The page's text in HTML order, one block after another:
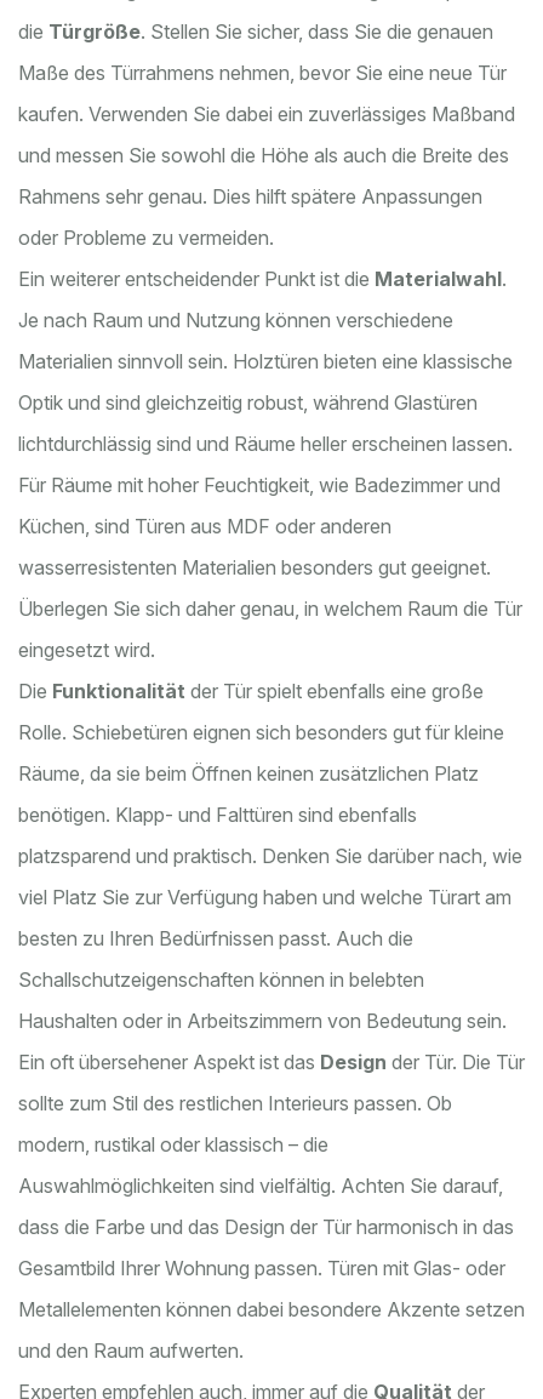
die Türgröße. Stellen Sie sicher, dass Sie die genauen
Maße des Türrahmens nehmen, bevor Sie eine neue Tür
kaufen. Verwenden Sie dabei ein zuverlässiges Maßband
und messen Sie sowohl die Höhe als auch die Breite des
Rahmens sehr genau. Dies hilft spätere Anpassungen
oder Probleme zu vermeiden.
Ein weiterer entscheidender Punkt ist die Materialwahl.
Je nach Raum und Nutzung können verschiedene
Materialien sinnvoll sein. Holztüren bieten eine klassische
Optik und sind gleichzeitig robust, während Glastüren
lichtdurchlässig sind und Räume heller erscheinen lassen.
Für Räume mit hoher Feuchtigkeit, wie Badezimmer und
Küchen, sind Türen aus MDF oder anderen
wasserresistenten Materialien besonders gut geeignet.
Überlegen Sie sich daher genau, in welchem Raum die Tür
eingesetzt wird.
Die Funktionalität der Tür spielt ebenfalls eine große
Rolle. Schiebetüren eignen sich besonders gut für kleine
Räume, da sie beim Öffnen keinen zusätzlichen Platz
benötigen. Klapp- und Falttüren sind ebenfalls
platzsparend und praktisch. Denken Sie darüber nach, wie
viel Platz Sie zur Verfügung haben und welche Türart am
besten zu Ihren Bedürfnissen passt. Auch die
Schallschutzeigenschaften können in belebten
Haushalten oder in Arbeitszimmern von Bedeutung sein.
Ein oft übersehener Aspekt ist das Design der Tür. Die Tür
sollte zum Stil des restlichen Interieurs passen. Ob
modern, rustikal oder klassisch – die
Auswahlmöglichkeiten sind vielfältig. Achten Sie darauf,
dass die Farbe und das Design der Tür harmonisch in das
Gesamtbild Ihrer Wohnung passen. Türen mit Glas- oder
Metallelementen können dabei besondere Akzente setzen
und den Raum aufwerten.
Experten empfehlen auch, immer auf die Qualität der